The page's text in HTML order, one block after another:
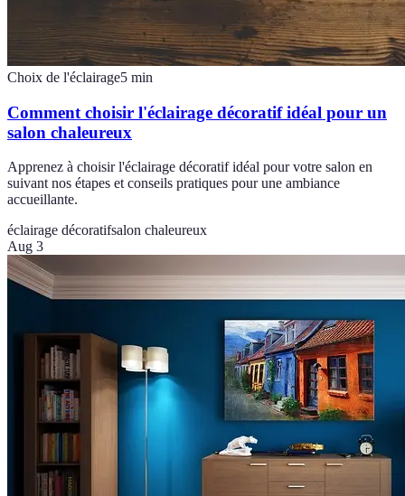
Choix de l'éclairage5 min
Comment choisir l'éclairage décoratif idéal pour un
salon chaleureux
Apprenez à choisir l'éclairage décoratif idéal pour votre salon en
suivant nos étapes et conseils pratiques pour une ambiance
accueillante.
éclairage décoratifsalon chaleureux
Aug 3